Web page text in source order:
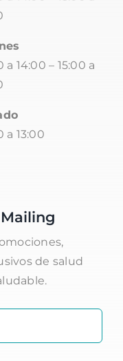
a 14:00 – 15:00 a
a 13:00
de salud